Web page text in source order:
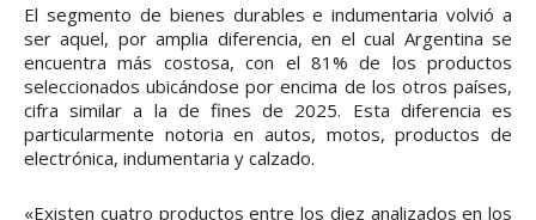
El segmento de bienes durables e indumentaria volvió a
ser aquel, por amplia diferencia, en el cual Argentina se
encuentra más costosa, con el 81% de los productos
seleccionados ubicándose por encima de los otros países,
cifra similar a la de fines de 2025. Esta diferencia es
particularmente notoria en autos, motos, productos de
electrónica, indumentaria y calzado.
«Existen cuatro productos entre los diez analizados en los